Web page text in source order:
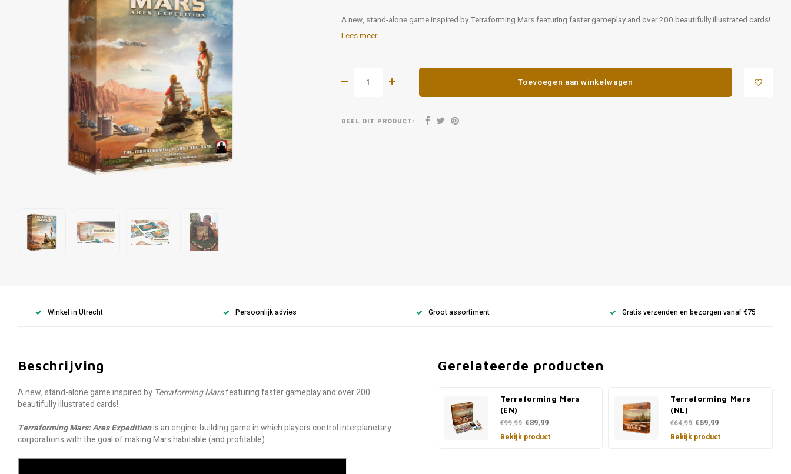
A new, stand-alone game inspired by Terraforming Mars featuring faster gameplay and over 200 beautifully illustrated cards!
Lees meer
Toevoegen aan winkelwagen
DEEL DIT PRODUCT:
Winkel in Utrecht Persoonlijk advies Groot assortiment Gratis verzenden en bezorgen vanaf €75
Beschrijving
A new, stand-alone game inspired by Terraforming Marsfeaturing faster gameplay and over 200
beautifully illustrated cards!
Terraforming Mars: Ares Expeditionis an engine-building game in which players control interplanetary
corporations with the goal of making Mars habitable (and profitable).
Gerelateerde producten
Terraforming Mars
(EN)
€99,99 €89,99
Bekijk product
Terraforming Mars
(NL)
€64,99 €59,99
Bekijk product